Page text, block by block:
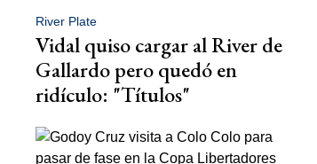
River Plate
Vidal quiso cargar al River de
Gallardo pero quedó en
ridículo: "Títulos"